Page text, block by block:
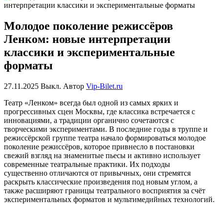
Молодое поколение режиссёров
Ленком: новые интерпретации
классики и экспериментальные
форматы
27.11.2025 Выкл. Автор Vip-Bilet.ru
Театр «Ленком» всегда был одной из самых ярких и
прогрессивных сцен Москвы, где классика встречается с
инновациями, а традиции органично сочетаются с
творческими экспериментами. В последние годы в труппе и
режиссёрской группе театра начало формироваться молодое
поколение режиссёров, которое привнесло в постановки
свежий взгляд на знаменитые пьесы и активно использует
современные театральные практики. Их подходы
существенно отличаются от привычных, они стремятся
раскрыть классические произведения под новым углом, а
также расширяют границы театрального восприятия за счёт
экспериментальных форматов и мультимедийных технологий.